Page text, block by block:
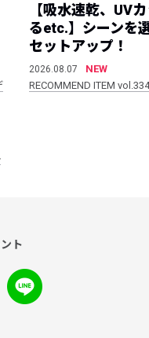
【吸水速乾、UV
るetc.】シーンを
セットアップ！
2026.08.07
NEW
RECOMMEND ITEM vol.334
ト